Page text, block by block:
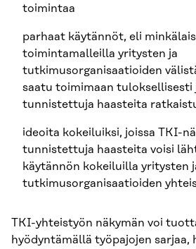
toimintaa
parhaat käytännöt, eli
toimintamalleilla yritysten ja
tutkimusorganisaatioiden
saatu toimimaan tuloksellisesti
tunnistettuja haasteita
ideoita kokeiluiksi, joissa TKI-
tunnistettuja haasteita voisi
käytännön kokeiluilla yritysten
tutkimusorganisaatioiden
TKI-yhteistyön näkymän voi
hyödyntämällä työpajojen sarjaa,